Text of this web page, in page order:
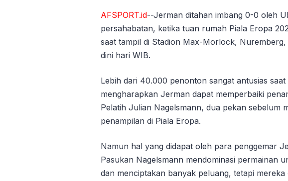
AFSPORT.id--Jerman ditahan imbang 0-0 oleh
persahabatan, ketika tuan rumah Piala Eropa
saat tampil di Stadion Max-Morlock, Nuremberg,
dini hari WIB.
Lebih dari 40.000 penonton sangat antusias
mengharapkan Jerman dapat memperbaiki
Pelatih Julian Nagelsmann, dua pekan sebelum
penampilan di Piala Eropa.
Namun hal yang didapat oleh para penggemar
Pasukan Nagelsmann mendominasi permainan
dan menciptakan banyak peluang, tetapi mereka